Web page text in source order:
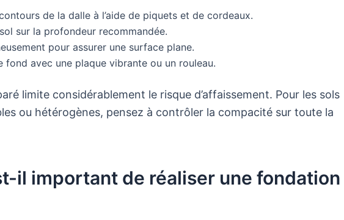
de la dalle à l’aide de piquets et de cordeaux.
sur la profondeur recommandée.
pour assurer une surface plane.
fond avec une plaque vibrante ou un rouleau.
limite considérablement le risque d’affaissement. Pour les sols
ou hétérogènes, pensez à contrôler la compacité sur toute la
il important de réaliser une fondation